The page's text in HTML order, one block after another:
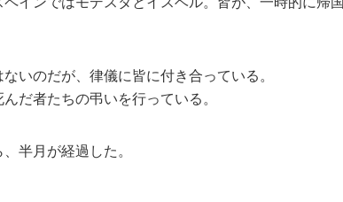
いのだが、律儀に皆に付き合っている。
んだ者たちの弔いを行っている。
半月が経過した。